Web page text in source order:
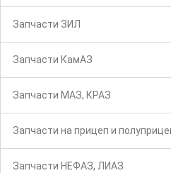
Запчасти ЗИЛ
Запчасти КамАЗ
Запчасти МАЗ, КРАЗ
Запчасти на прицеп и
Запчасти НЕФАЗ, ЛИАЗ